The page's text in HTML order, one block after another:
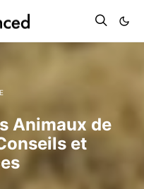
Animaux de
et